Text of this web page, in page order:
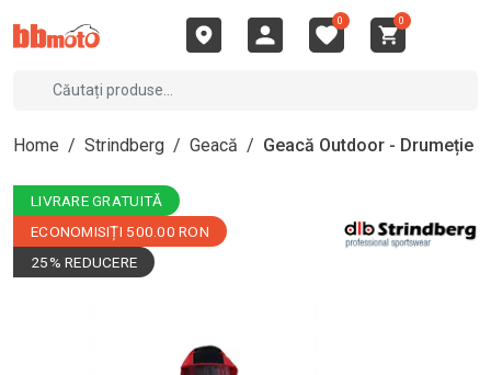
0 0
Home / Strindberg / Geacă / Geacă Outdoor - Drumeție
LIVRARE GRATUITĂ
ECONOMISIȚI 500.00 RON
25% REDUCERE